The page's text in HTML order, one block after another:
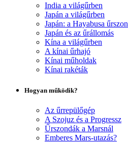
India a világűrben
Japán a világűrben
Japán: a Hayabusa
Japán és az űrállomás
Kína a világűrben
A kínai űrhajó
Kínai műholdak
Kínai rakéták
Hogyan működik?
Az űrrepülőgép
A Szojuz és a Progressz
Űrszondák a Marsnál
Emberes Mars-utazás?